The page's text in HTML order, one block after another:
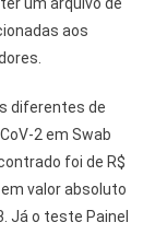
um arquivo de
aos
diferentes de
2 em Swab
foi de R$
valor absoluto
Já o teste Painel